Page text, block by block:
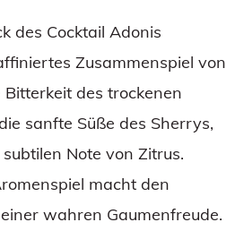
des Cocktail Adonis
Zusammenspiel von
des trockenen
sanfte Süße des Sherrys,
Note von Zitrus.
macht den
wahren Gaumenfreude.